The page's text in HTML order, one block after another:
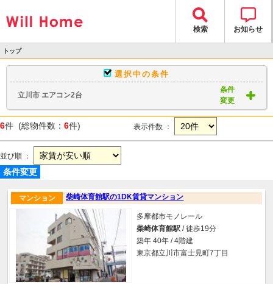
検索 お知らせ
トップ
物件検索
> 物件一覧
選択中の条件
立川市 エアコン2台
条件
変更
6件 (総物件数： 6件) 表示件数 ：
並び順 ：
条件変更
柴崎体育館駅の1DK賃貸マンション
マンション
多摩都市モノレール
柴崎体育館駅 / 徒歩19分
築年 40年 / 4階建
東京都立川市富士見町7丁目